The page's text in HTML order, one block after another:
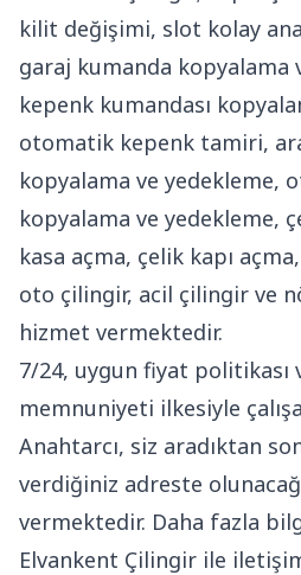
kilit değişimi, slot kolay
garaj kumanda kopyalama
kepenk kumandası
otomatik kepenk tamiri,
kopyalama ve yedekleme,
kopyalama ve yedekleme,
kasa açma, çelik kapı
oto çilingir, acil çilingir ve
hizmet vermektedir.
7/24, uygun fiyat politikası
memnuniyeti ilkesiyle
Anahtarcı, siz aradıktan
verdiğiniz adreste
vermektedir. Daha fazla
Elvankent Çilingir ile